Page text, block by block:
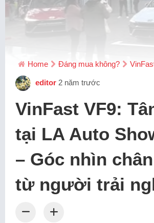
Home Đáng mua không?
editor 2 năm trước
VinFast VF9:
tại LA Auto
– Góc nhìn
từ người trải